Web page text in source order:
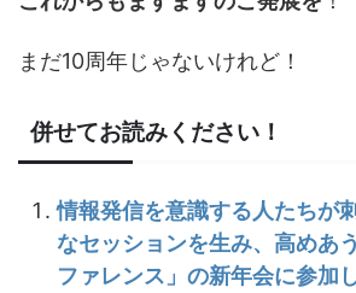
まだ10周年じゃないけれど！
併せてお読みください！
情報発信を意識する人たちが
なセッションを生み、高めあ
ファレンス」の新年会に参加